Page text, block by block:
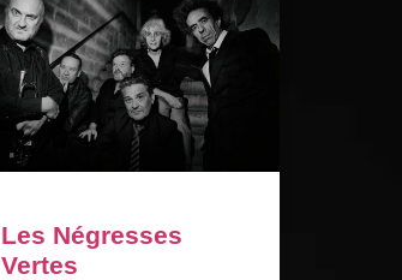
Les Négresses
Vertes